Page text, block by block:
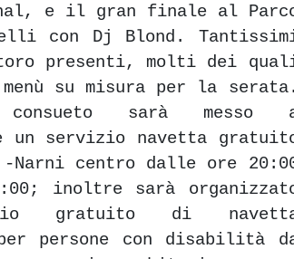
e il gran finale al
con Dj Blond.
presenti, molti dei
menù su misura per la serata.
sarà messo
un servizio navetta
-Narni centro dalle ore
inoltre sarà
gratuito di
persone con disabilità